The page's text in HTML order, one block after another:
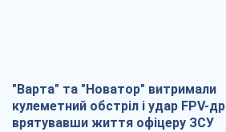
"Варта" та "Новатор" витримали
кулеметний обстріл і удар FPV-
врятувавши життя офіцеру ЗСУ